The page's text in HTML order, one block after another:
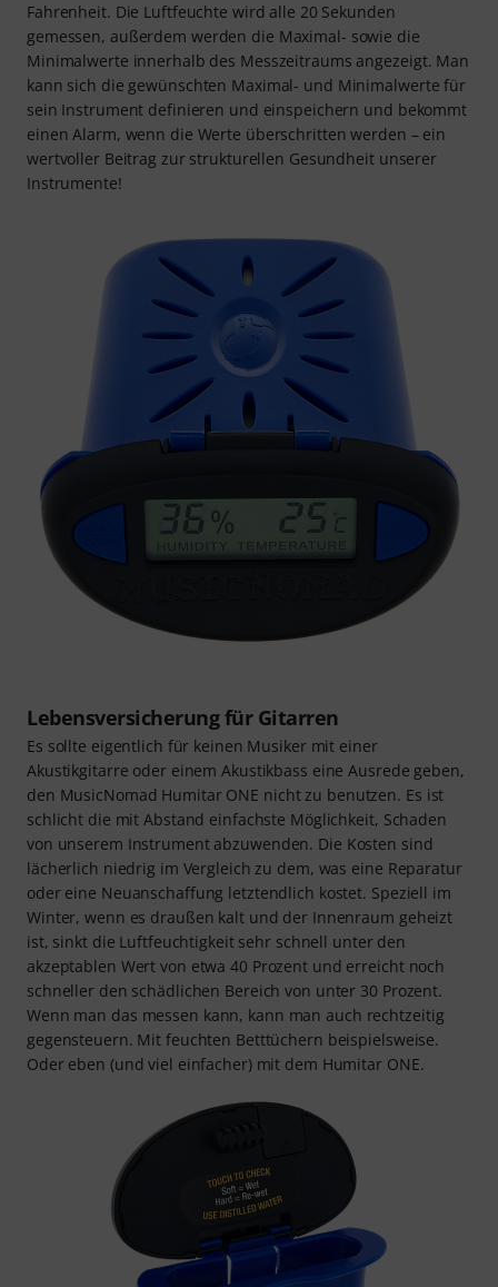
Fahrenheit. Die Luftfeuchte wird alle 20 Sekunden
gemessen, außerdem werden die Maximal- sowie die
Minimalwerte innerhalb des Messzeitraums angezeigt. Man
kann sich die gewünschten Maximal- und Minimalwerte für
sein Instrument definieren und einspeichern und bekommt
einen Alarm, wenn die Werte überschritten werden – ein
wertvoller Beitrag zur strukturellen Gesundheit unserer
Instrumente!
Lebensversicherung für Gitarren
Es sollte eigentlich für keinen Musiker mit einer
Akustikgitarre oder einem Akustikbass eine Ausrede geben,
den MusicNomad Humitar ONE nicht zu benutzen. Es ist
schlicht die mit Abstand einfachste Möglichkeit, Schaden
von unserem Instrument abzuwenden. Die Kosten sind
lächerlich niedrig im Vergleich zu dem, was eine Reparatur
oder eine Neuanschaffung letztendlich kostet. Speziell im
Winter, wenn es draußen kalt und der Innenraum geheizt
ist, sinkt die Luftfeuchtigkeit sehr schnell unter den
akzeptablen Wert von etwa 40 Prozent und erreicht noch
schneller den schädlichen Bereich von unter 30 Prozent.
Wenn man das messen kann, kann man auch rechtzeitig
gegensteuern. Mit feuchten Betttüchern beispielsweise.
Oder eben (und viel einfacher) mit dem Humitar ONE.